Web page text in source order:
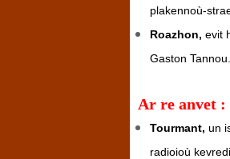
plakennoù-
Roazhon, evit
Gaston Tannou.
Ar re anvet :
Tourmant, un
radioioù